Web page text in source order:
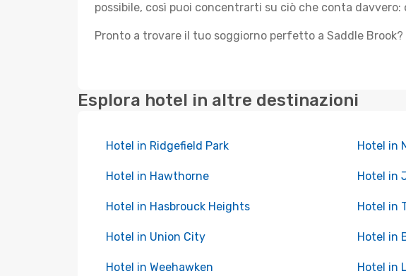
possibile, così puoi concentrarti su ciò che conta davvero:
Pronto a trovare il tuo soggiorno perfetto a Saddle Brook?
Esplora hotel in altre destinazioni
Hotel in Ridgefield Park Hotel in
Hotel in Hawthorne Hotel in
Hotel in Hasbrouck Heights Hotel in
Hotel in Union City Hotel in
Hotel in Weehawken Hotel in